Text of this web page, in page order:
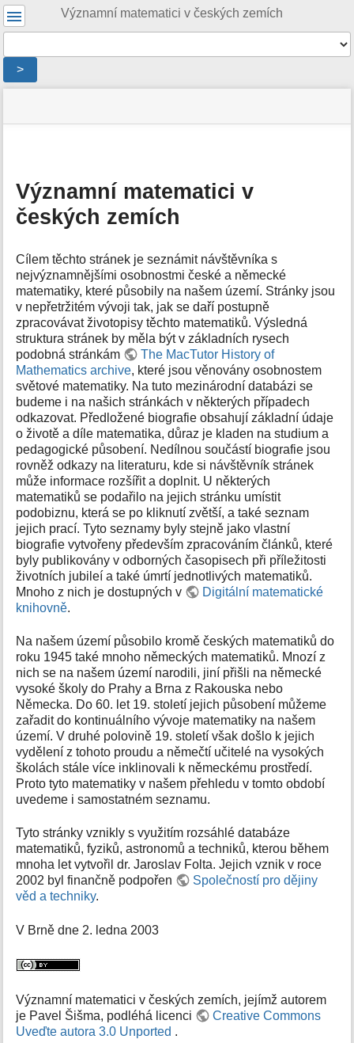
Významní matematici v českých zemích
Nástroje
>
Uživatelské
nástroje
stránky
pro
e
t
a
d
t
a
s
t
r
á
n
k
y
Významní matematici v
českých zemích
Cílem těchto stránek je seznámit návštěvníka s
nejvýznamnějšími osobnostmi české a německé
matematiky, které působily na našem území. Stránky jsou
v nepřetržitém vývoji tak, jak se daří postupně
zpracovávat životopisy těchto matematiků. Výsledná
struktura stránek by měla být v základních rysech
podobná stránkám
The MacTutor History of
Mathematics archive, které jsou věnovány osobnostem
světové matematiky. Na tuto mezinárodní databázi se
budeme i na našich stránkách v některých případech
odkazovat. Předložené biografie obsahují základní údaje
o životě a díle matematika, důraz je kladen na studium a
pedagogické působení. Nedílnou součástí biografie jsou
rovněž odkazy na literaturu, kde si návštěvník stránek
může informace rozšířit a doplnit. U některých
matematiků se podařilo na jejich stránku umístit
podobiznu, která se po kliknutí zvětší, a také seznam
jejich prací. Tyto seznamy byly stejně jako vlastní
biografie vytvořeny především zpracováním článků, které
byly publikovány v odborných časopisech při příležitosti
životních jubileí a také úmrtí jednotlivých matematiků.
Mnoho z nich je dostupných v
Digitální matematické
knihovně.
Na našem území působilo kromě českých matematiků do
roku 1945 také mnoho německých matematiků. Mnozí z
nich se na našem území narodili, jiní přišli na německé
vysoké školy do Prahy a Brna z Rakouska nebo
Německa. Do 60. let 19. století jejich působení můžeme
zařadit do kontinuálního vývoje matematiky na našem
území. V druhé polovině 19. století však došlo k jejich
vydělení z tohoto proudu a němečtí učitelé na vysokých
školách stále více inklinovali k německému prostředí.
Proto tyto matematiky v našem přehledu v tomto období
uvedeme i samostatném seznamu.
Tyto stránky vznikly s využitím rozsáhlé databáze
matematiků, fyziků, astronomů a techniků, kterou během
mnoha let vytvořil dr. Jaroslav Folta. Jejich vznik v roce
2002 byl finančně podpořen
Společností pro dějiny
věd a techniky.
V Brně dne 2. ledna 2003
Významní matematici v českých zemích, jejímž autorem
je Pavel Šišma, podléhá licenci
Creative Commons
Uveďte autora 3.0 Unported .